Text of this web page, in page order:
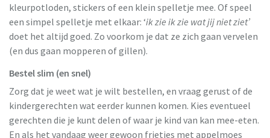
kleurpotloden, stickers of een klein spelletje mee. Of speel
een simpel spelletje met elkaar: ‘ik zie ik zie wat jij niet ziet’
doet het altijd goed. Zo voorkom je dat ze zich gaan vervelen
(en dus gaan mopperen of gillen).
Bestel slim (en snel)
Zorg dat je weet wat je wilt bestellen, en vraag gerust of de
kindergerechten wat eerder kunnen komen. Kies eventueel
gerechten die je kunt delen of waar je kind van kan mee-eten.
En als het vandaag weer gewoon frietjes met appelmoes